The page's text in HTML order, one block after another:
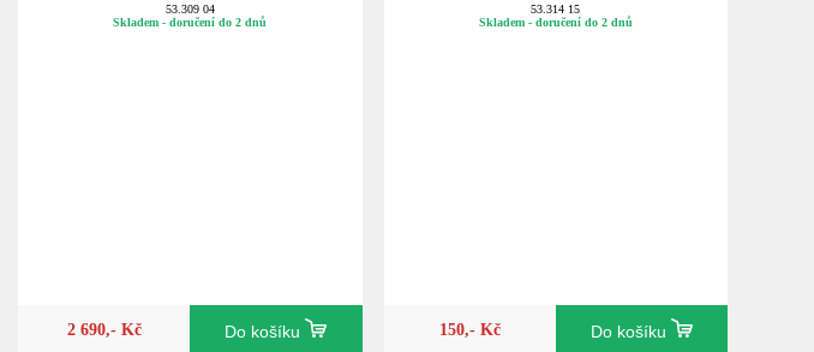
53.309 04
Skladem - doručení do 2 dnů
2 690,- Kč Do košíku
53.314 15
Skladem - doručení do 2 dnů
150,- Kč Do košíku